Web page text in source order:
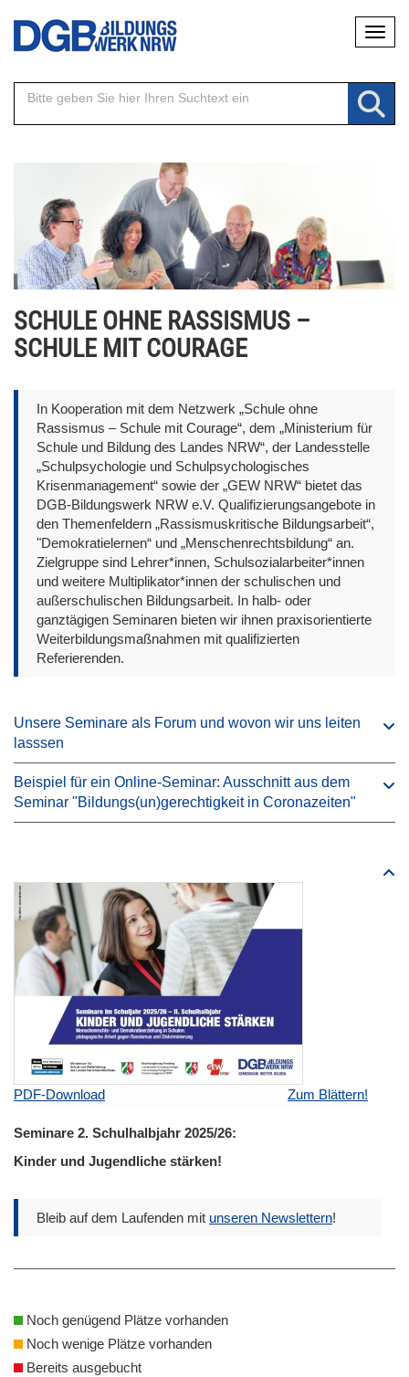
Direkt
Inhalt
SCHULE OHNE RASSISMUS –
SCHULE MIT COURAGE
In Kooperation mit dem Netzwerk „Schule ohne
Rassismus – Schule mit Courage“, dem „Ministerium für
Schule und Bildung des Landes NRW“, der Landesstelle
„Schulpsychologie und Schulpsychologisches
Krisenmanagement“ sowie der „GEW NRW“ bietet das
DGB-Bildungswerk NRW e.V. Qualifizierungsangebote in
den Themenfeldern „Rassismuskritische Bildungsarbeit“,
"Demokratielernen“ und „Menschenrechtsbildung“ an.
Zielgruppe sind Lehrer*innen, Schulsozialarbeiter*innen
und weitere Multiplikator*innen der schulischen und
außerschulischen Bildungsarbeit. In halb- oder
ganztägigen Seminaren bieten wir ihnen praxisorientierte
Weiterbildungsmaßnahmen mit qualifizierten
Referierenden.
Unsere Seminare als Forum und wovon wir uns leiten
lasssen
Beispiel für ein Online-Seminar: Ausschnitt aus dem
Seminar "Bildungs(un)gerechtigkeit in Coronazeiten"
PDF-Download Zum Blättern!
Seminare 2. Schulhalbjahr 2025/26:
Kinder und Jugendliche stärken!
Bleib auf dem Laufenden mit unseren Newslettern!
Noch genügend Plätze vorhanden
Noch wenige Plätze vorhanden
Bereits ausgebucht